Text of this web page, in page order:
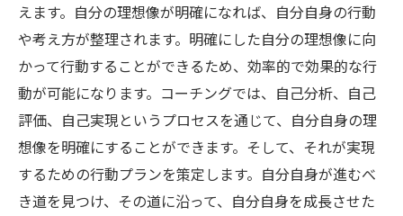
えます。自分の理想像が明確になれば、自分自身の行動
や考え方が整理されます。明確にした自分の理想像に向
かって行動することができるため、効率的で効果的な行
動が可能になります。コーチングでは、自己分析、自己
評価、自己実現というプロセスを通じて、自分自身の理
想像を明確にすることができます。そして、それが実現
するための行動プランを策定します。自分自身が進むべ
き道を見つけ、その道に沿って、自分自身を成長させた